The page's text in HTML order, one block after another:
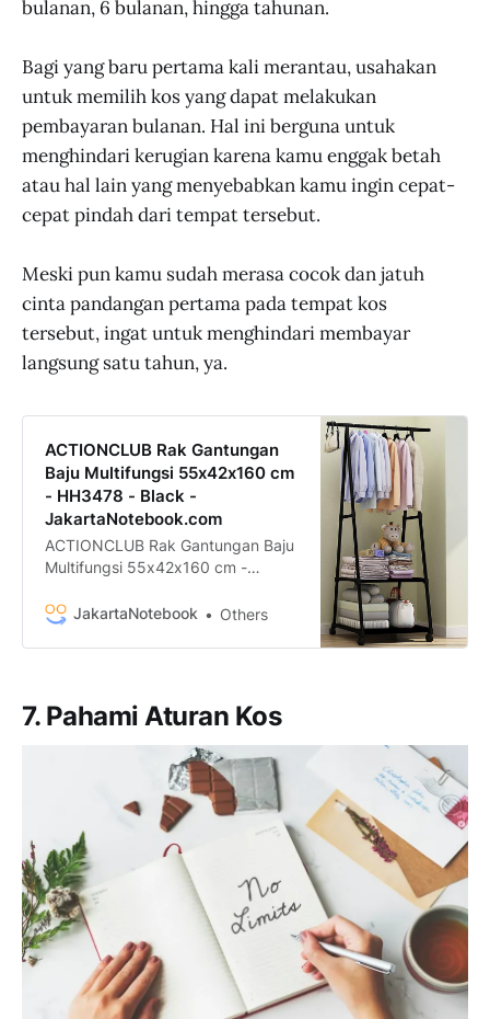
bulanan, 6 bulanan, hingga tahunan.
Bagi yang baru pertama kali merantau, usahakan
untuk memilih kos yang dapat melakukan
pembayaran bulanan. Hal ini berguna untuk
menghindari kerugian karena kamu enggak betah
atau hal lain yang menyebabkan kamu ingin cepat-
cepat pindah dari tempat tersebut.
Meski pun kamu sudah merasa cocok dan jatuh
cinta pandangan pertama pada tempat kos
tersebut, ingat untuk menghindari membayar
langsung satu tahun, ya.
ACTIONCLUB Rak Gantungan
Baju Multifungsi 55x42x160 cm
- HH3478 - Black -
JakartaNotebook.com
ACTIONCLUB Rak Gantungan Baju
Multifungsi 55x42x160 cm -
dengan mudah ACTIONCLUB Rak
JakartaNotebook Others
7. Pahami Aturan Kos